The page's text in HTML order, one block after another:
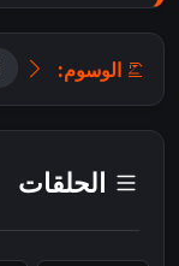
الوسوم:
الحلقات